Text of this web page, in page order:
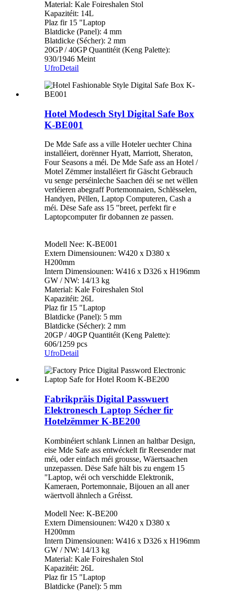
Material: Kale Foireshalen Stol
Kapazitéit: 14L
Plaz fir 15 "Laptop
Blatdicke (Panel): 4 mm
Blatdicke (Sécher): 2 mm
20GP / 40GP Quantitéit (Keng Palette):
930/1946 Meint
UfroDetail
Hotel Modesch Styl Digital Safe Box
K-BE001
De Mde Safe ass a ville Hoteler uechter China
installéiert, dorënner Hyatt, Marriott, Sheraton,
Four Seasons a méi. De Mde Safe ass an Hotel /
Motel Zëmmer installéiert fir Gäscht Gebrauch
vu senge perséinleche Saachen déi se net wëllen
verléieren abegraff Portemonnaien, Schlësselen,
Handyen, Pëllen, Laptop Computeren, Cash a
méi. Dëse Safe ass 15 "breet, perfekt fir e
Laptopcomputer fir dobannen ze passen.
Modell Nee: K-BE001
Extern Dimensiounen: W420 x D380 x
H200mm
Intern Dimensiounen: W416 x D326 x H196mm
GW / NW: 14/13 kg
Material: Kale Foireshalen Stol
Kapazitéit: 26L
Plaz fir 15 "Laptop
Blatdicke (Panel): 5 mm
Blatdicke (Sécher): 2 mm
20GP / 40GP Quantitéit (Keng Palette):
606/1259 pcs
UfroDetail
Fabrikpräis Digital Passwuert
Elektronesch Laptop Sécher fir
Hotelzëmmer K-BE200
Kombinéiert schlank Linnen an haltbar Design,
eise Mde Safe ass entwéckelt fir Reesender mat
méi, oder einfach méi grousse, Wäertsaachen
unzepassen. Dëse Safe hält bis zu engem 15
"Laptop, wéi och verschidde Elektronik,
Kameraen, Portemonnaie, Bijouen an all aner
wäertvoll ähnlech a Gréisst.
Modell Nee: K-BE200
Extern Dimensiounen: W420 x D380 x
H200mm
Intern Dimensiounen: W416 x D326 x H196mm
GW / NW: 14/13 kg
Material: Kale Foireshalen Stol
Kapazitéit: 26L
Plaz fir 15 "Laptop
Blatdicke (Panel): 5 mm